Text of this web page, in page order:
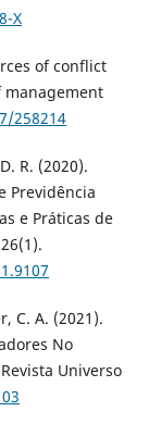
X
of conflict
management
258214
R. (2020).
Previdência
e Práticas de
C. A. (2021).
No
Universo